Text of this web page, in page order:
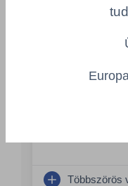
Többszörös